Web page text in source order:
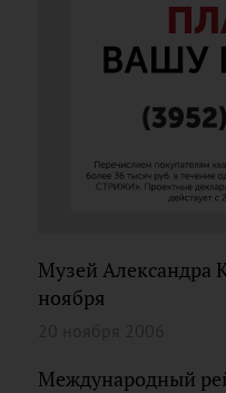
Музей Александра
ноября
Международный